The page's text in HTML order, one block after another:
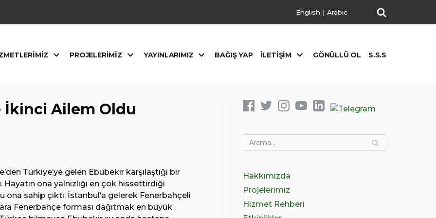
English | Arabic
PROJELERIMIZ YAYINLARIMIZ BAĞIŞ YAP İLETIŞIM GÖNÜLLÜ OL S.S.S
İkinci Ailem Oldu
Türkiye’ye gelen Ebubekir karşılaştığı bir
ona yalnızlığı en çok hissettirdiği
sahip çıktı. İstanbul’a gelerek Fenerbahçeli
Fenerbahçe forması dağıtmak en büyük
Hakkımızda
Projelerimiz
Hizmet Rehberi